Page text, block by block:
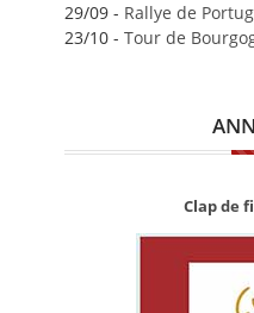
29/09 - Rallye de
23/10 - Tour de
Clap de